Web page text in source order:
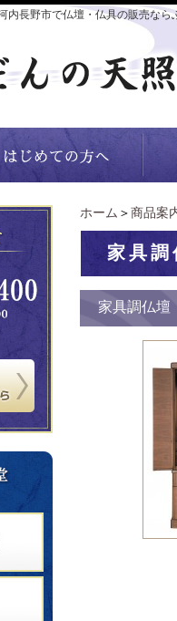
内長野市で仏壇・仏具の販売なら
ホーム ＞ 商品案
家具調
家具調仏